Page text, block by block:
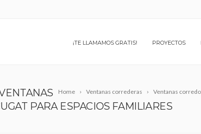
¡TE LLAMAMOS GRATIS! PROYECTOS
Home Ventanas correderas Ventanas
PARA ESPACIOS FAMILIARES